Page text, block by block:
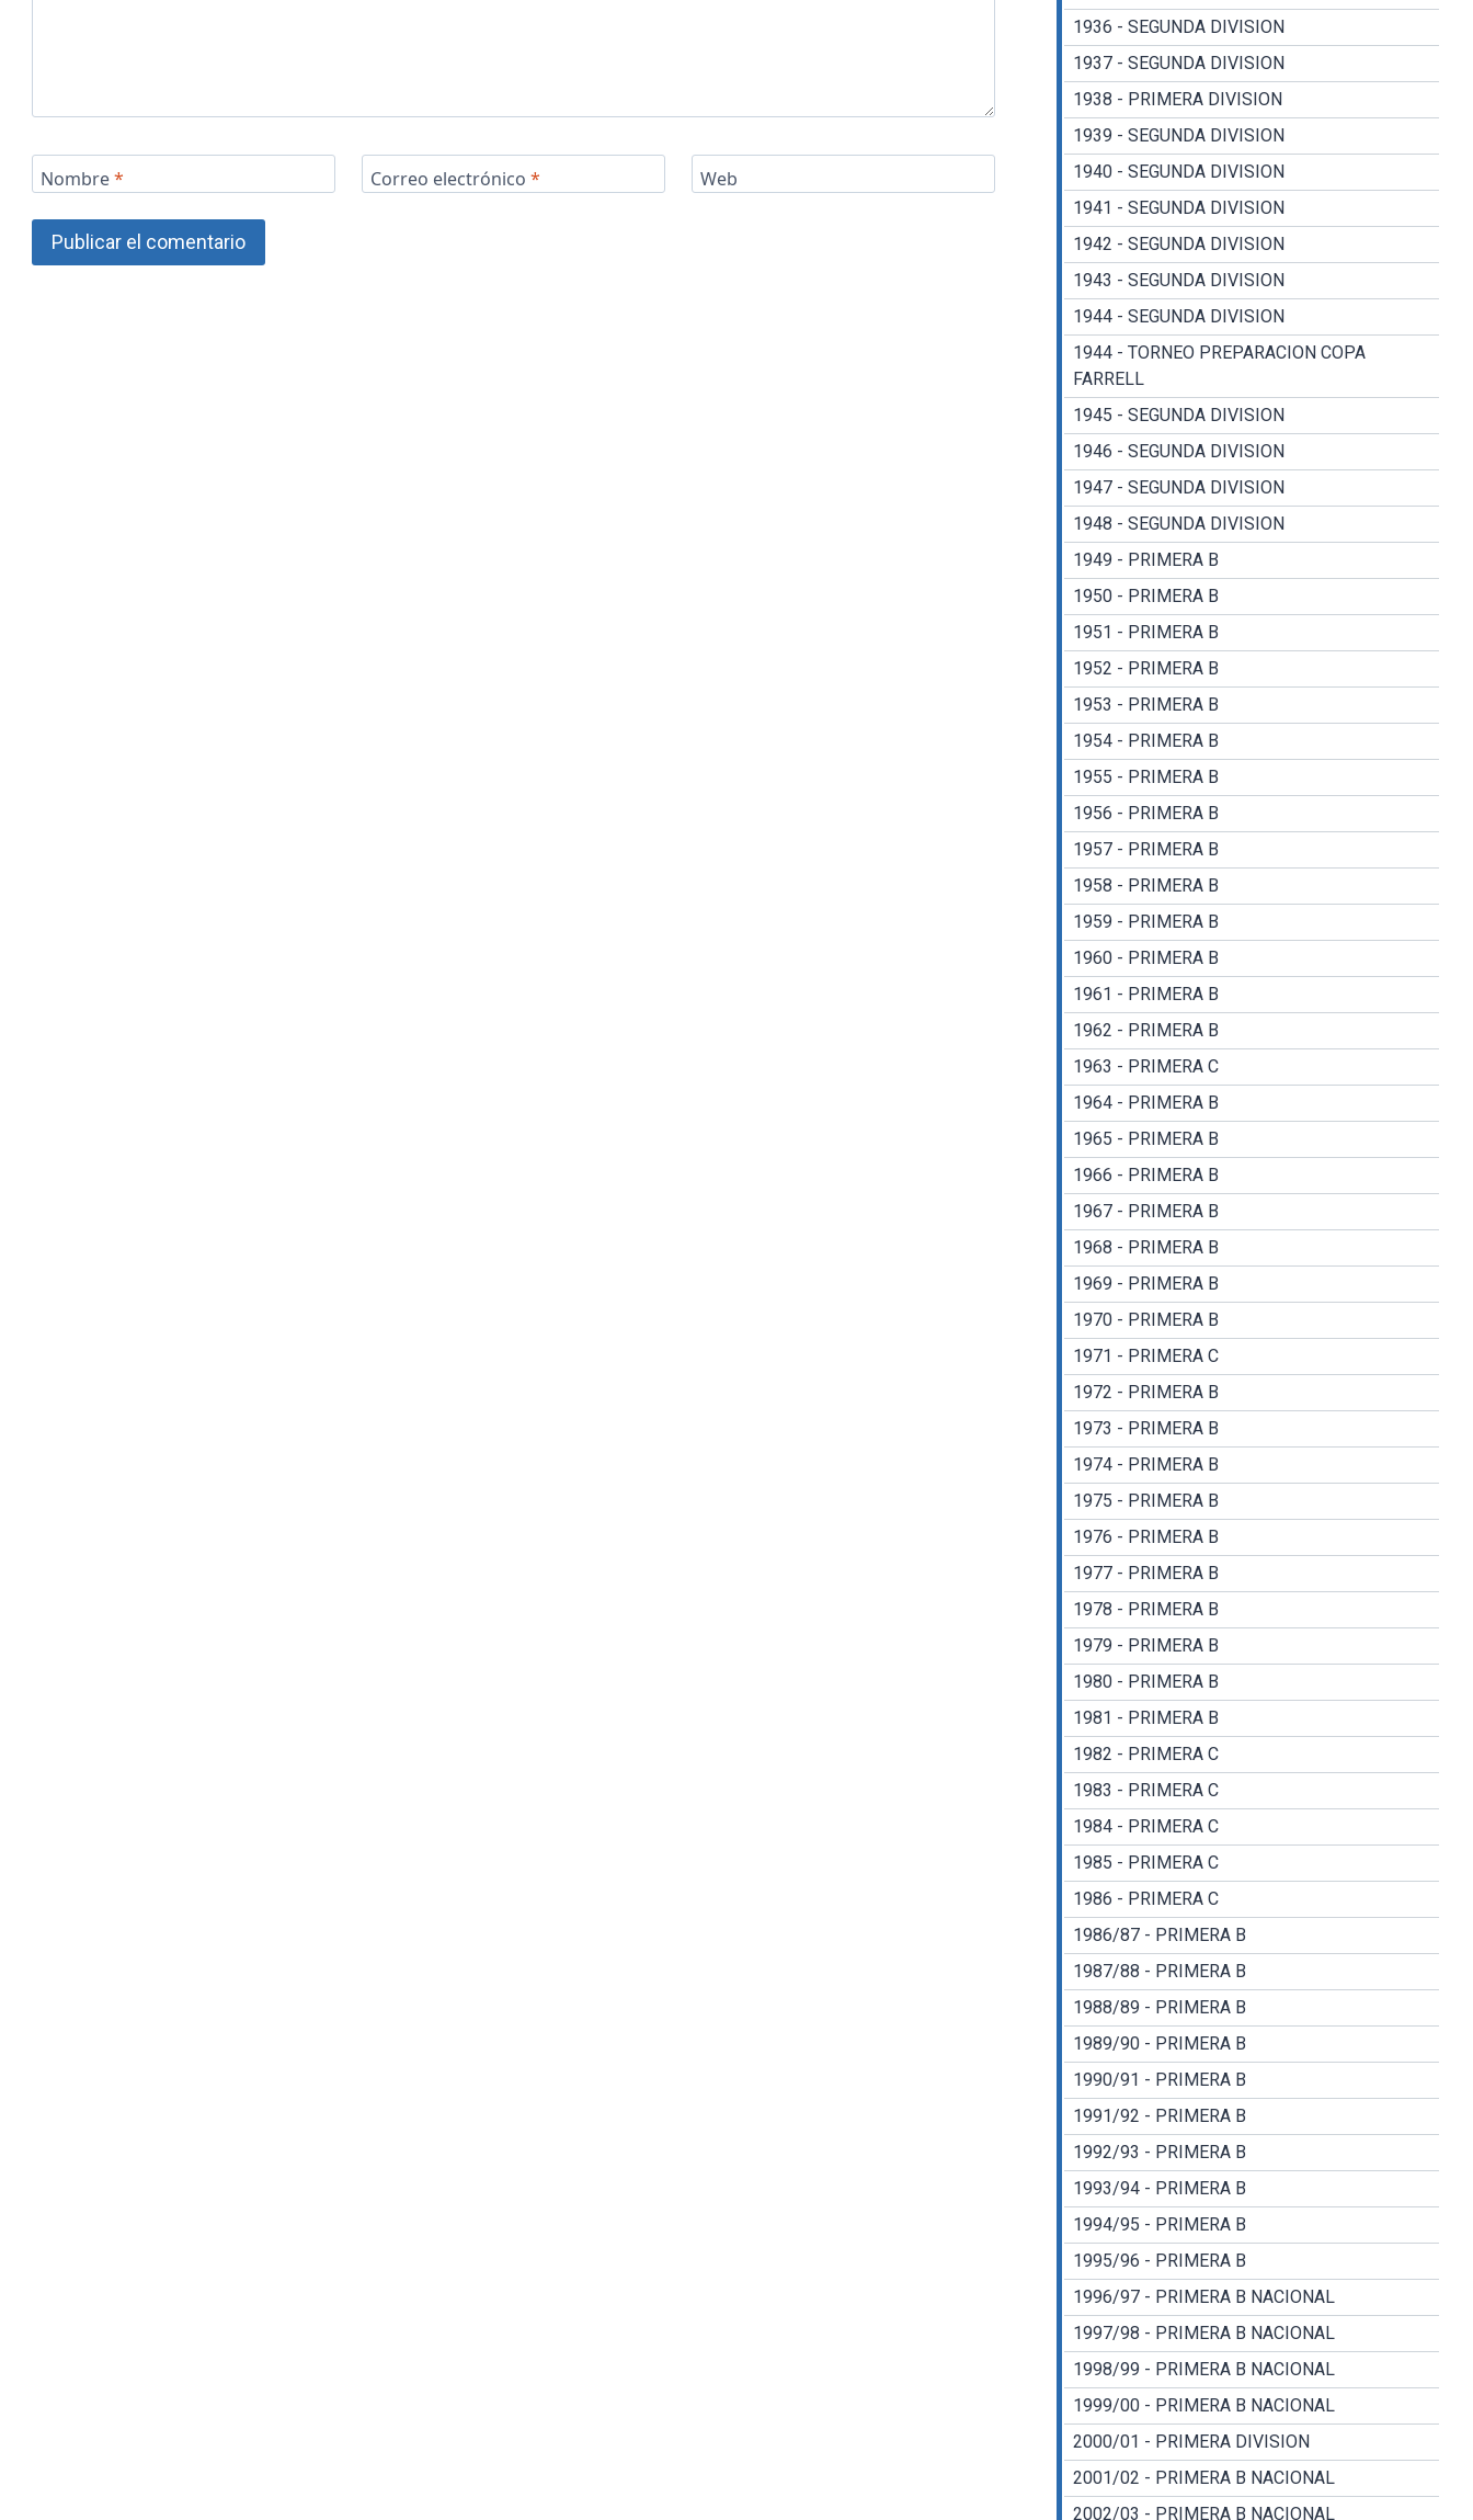
Nombre* Correo electrónico * Web
1936 - SEGUNDA DIVISION
1937 - SEGUNDA DIVISION
1938 - PRIMERA DIVISION
1939 - SEGUNDA DIVISION
1940 - SEGUNDA DIVISION
1941 - SEGUNDA DIVISION
1942 - SEGUNDA DIVISION
1943 - SEGUNDA DIVISION
1944 - SEGUNDA DIVISION
1944 - TORNEO PREPARACION COPA
FARRELL
1945 - SEGUNDA DIVISION
1946 - SEGUNDA DIVISION
1947 - SEGUNDA DIVISION
1948 - SEGUNDA DIVISION
1949 - PRIMERA B
1950 - PRIMERA B
1951 - PRIMERA B
1952 - PRIMERA B
1953 - PRIMERA B
1954 - PRIMERA B
1955 - PRIMERA B
1956 - PRIMERA B
1957 - PRIMERA B
1958 - PRIMERA B
1959 - PRIMERA B
1960 - PRIMERA B
1961 - PRIMERA B
1962 - PRIMERA B
1963 - PRIMERA C
1964 - PRIMERA B
1965 - PRIMERA B
1966 - PRIMERA B
1967 - PRIMERA B
1968 - PRIMERA B
1969 - PRIMERA B
1970 - PRIMERA B
1971 - PRIMERA C
1972 - PRIMERA B
1973 - PRIMERA B
1974 - PRIMERA B
1975 - PRIMERA B
1976 - PRIMERA B
1977 - PRIMERA B
1978 - PRIMERA B
1979 - PRIMERA B
1980 - PRIMERA B
1981 - PRIMERA B
1982 - PRIMERA C
1983 - PRIMERA C
1984 - PRIMERA C
1985 - PRIMERA C
1986 - PRIMERA C
1986/87 - PRIMERA B
1987/88 - PRIMERA B
1988/89 - PRIMERA B
1989/90 - PRIMERA B
1990/91 - PRIMERA B
1991/92 - PRIMERA B
1992/93 - PRIMERA B
1993/94 - PRIMERA B
1994/95 - PRIMERA B
1995/96 - PRIMERA B
1996/97 - PRIMERA B NACIONAL
1997/98 - PRIMERA B NACIONAL
1998/99 - PRIMERA B NACIONAL
1999/00 - PRIMERA B NACIONAL
2000/01 - PRIMERA DIVISION
2001/02 - PRIMERA B NACIONAL
2002/03 - PRIMERA B NACIONAL